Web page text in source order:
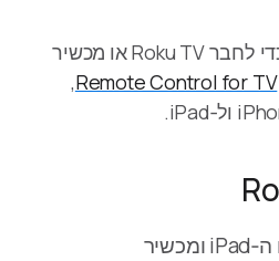
השתמשו במדריך הזה כדי לחבר Roku TV או מכשיר
Remote Control for TV
,
ודאו שה‑iPhone או ה‑iPad ומכשיר